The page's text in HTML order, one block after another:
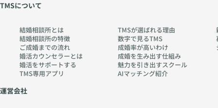
TMSについて
結婚相談所とは
結婚相談所の特徴
ご成婚までの流れ
婚活カウンセラーとは
婚活をサポートする
TMS専用アプリ
TMSが選ばれる理由
数字で見るTMS
成婚率が高いわけ
成婚を生み出す仕組み
魅力を引き出すスクール
AIマッチング紹介
運営会社